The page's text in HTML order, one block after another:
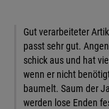
Gut verarbeiteter
passt sehr gut.
schick aus und hat
wenn er nicht
baumelt. Saum der
werden lose Enden